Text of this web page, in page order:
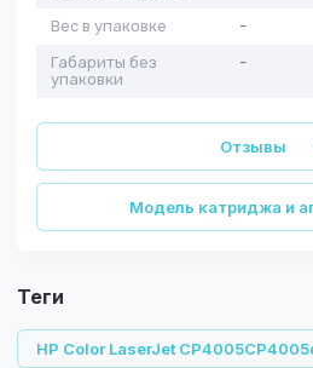
Вес в упаковке
-
Габариты без
упаковки
-
Отзывы
Модель катриджа и
теги
HP Color LaserJet